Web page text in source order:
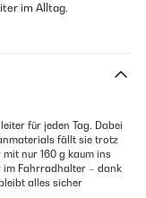
im Alltag.
für jeden Tag. Dabei
fällt sie trotz
nur 160 g kaum ins
im Fahrradhalter – dank
alles sicher